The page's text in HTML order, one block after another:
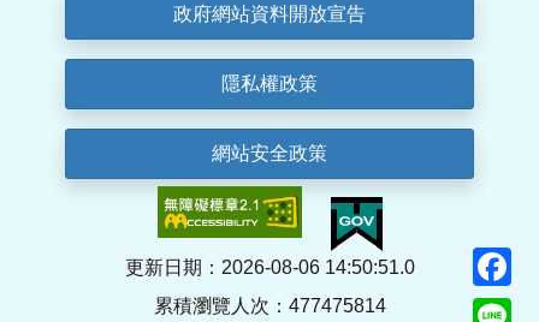
政府網站資料開放宣告
隱私權政策
網站安全政策
更新日期：2026-08-06 14:50:51.0
累積瀏覽人次：477475814